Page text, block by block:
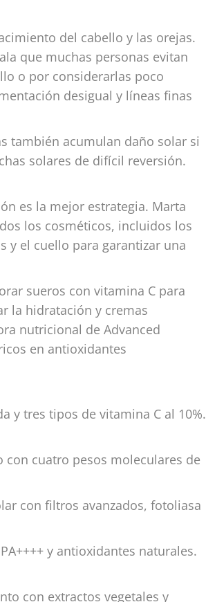
del cabello y las orejas.
que muchas personas evitan
o por considerarlas poco
desigual y líneas finas
también acumulan daño solar si
solares de difícil reversión.
es la mejor estrategia. Marta
los cosméticos, incluidos los
y el cuello para garantizar una
sueros con vitamina C para
la hidratación y cremas
nutricional de Advanced
en antioxidantes
y tres tipos de vitamina C al 10%.
con cuatro pesos moleculares de
con filtros avanzados, fotoliasa
y antioxidantes naturales.
con extractos vegetales y